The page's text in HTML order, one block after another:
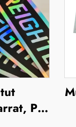
PC-